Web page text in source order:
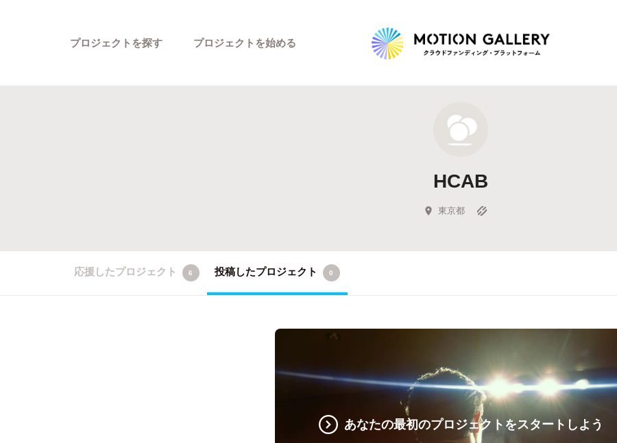
プロジェクトを探す
新着プロジェクト
Feature
キュレーターから探す
プロジェクトを始める
HCAB
東京都
応援したプロジェクト 6 投稿したプロジェクト 0
あなたの最初のプロジェクトをスタートしよう